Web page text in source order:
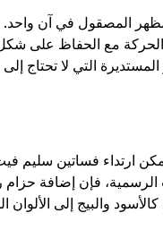
المصقول في آن
مع الحفاظ على
التي لا تحتاج
ارتداء فساتين سليم
فإن إضافة
والبيج إلى